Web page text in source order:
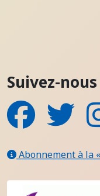
Suivez-nous
Facebook
Abonnement à la